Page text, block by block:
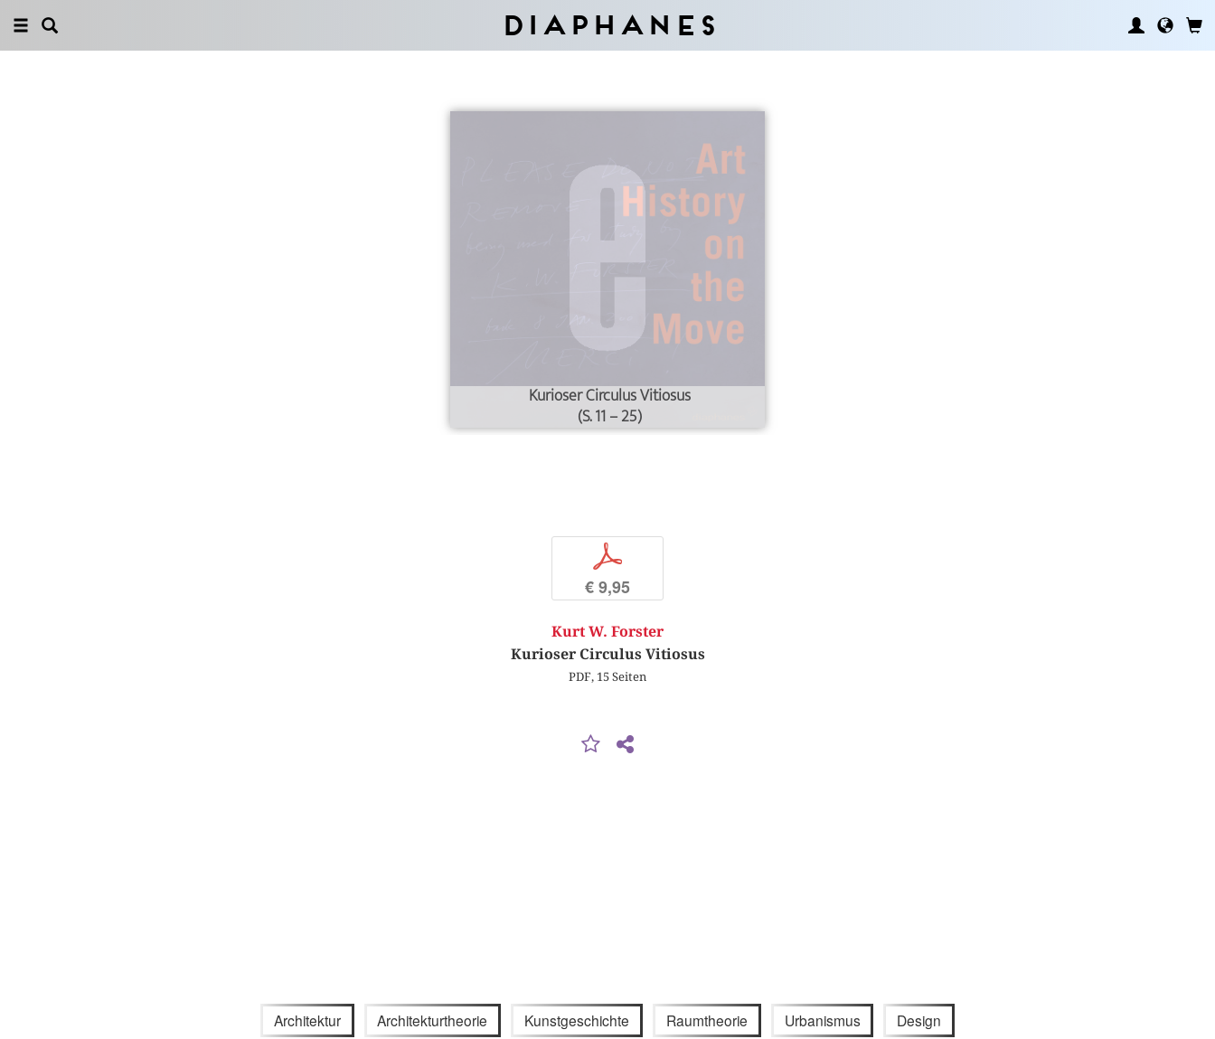
Diaphanes
Kurioser Circulus Vitiosus
(S. 11 – 25)
p
€ 9,95
Kurt W. Forster
Kurioser Circulus Vitiosus
PDF, 15 Seiten
Architektur Architekturtheorie Kunstgeschichte Raumtheorie Urbanismus Design